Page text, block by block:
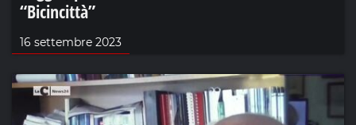
“Bicincittà”
16 settembre 2023